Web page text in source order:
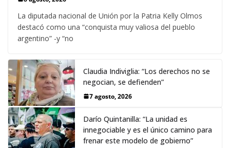
La diputada nacional de Unión por la Patria Kelly Olmos
destacó como una “conquista muy valiosa del pueblo
argentino” -y “no
Claudia Indiviglia: “Los derechos no se
negocian, se defienden”
7 agosto, 2026
Darío Quintanilla: “La unidad es
innegociable y es el único camino para
frenar este modelo de gobierno”